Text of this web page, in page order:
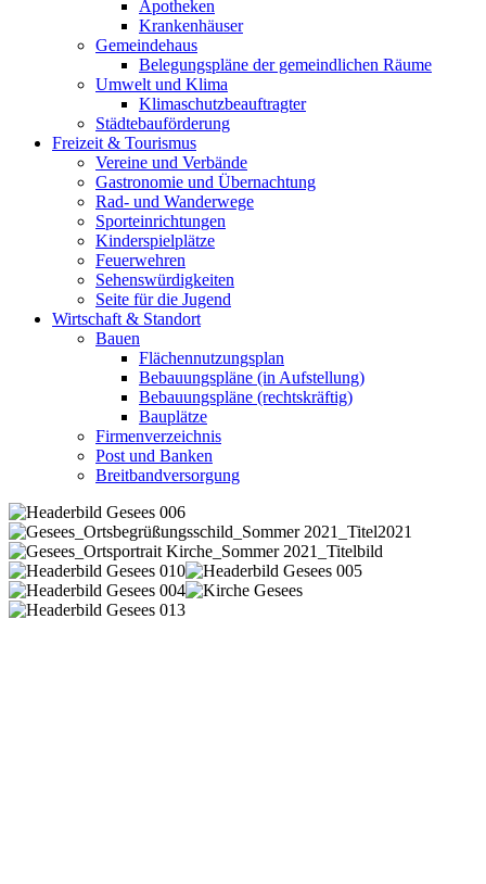
Apotheken
Krankenhäuser
Gemeindehaus
Belegungspläne der gemeindlichen Räume
Umwelt und Klima
Klimaschutzbeauftragter
Städtebauförderung
Freizeit & Tourismus
Vereine und Verbände
Gastronomie und Übernachtung
Rad- und Wanderwege
Sporteinrichtungen
Kinderspielplätze
Feuerwehren
Sehenswürdigkeiten
Seite für die Jugend
Wirtschaft & Standort
Bauen
Flächennutzungsplan
Bebauungspläne (in Aufstellung)
Bebauungspläne (rechtskräftig)
Bauplätze
Firmenverzeichnis
Post und Banken
Breitbandversorgung